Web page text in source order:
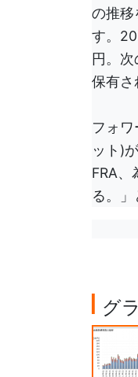
の推
す。
円。
保有さ
フォ
ット)
FRA
る。」
グ